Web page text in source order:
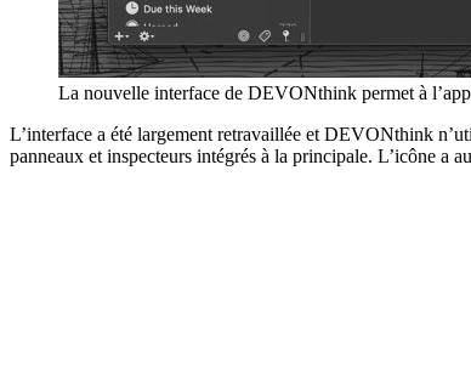
La nouvelle interface de DEVONthink permet à
L’interface a été largement retravaillée et DEVONthink
panneaux et inspecteurs intégrés à la principale. L’icône a